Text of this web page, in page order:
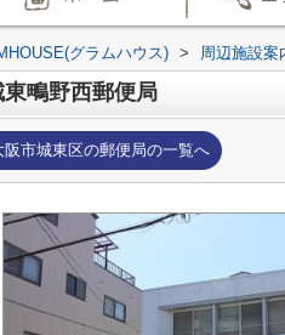
グラムハウス) > 周辺施設案
東鴫野西郵便局
阪市城東区の郵便局の一覧へ